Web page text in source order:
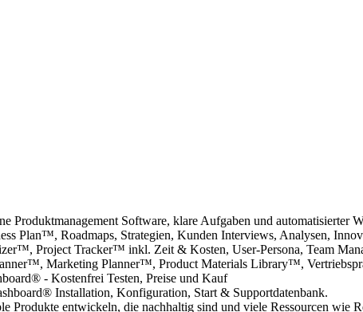
Produktmanagement Software, klare Aufgaben und automatisierter
Plan™, Roadmaps, Strategien, Kunden Interviews, Analysen,
Project Tracker™ inkl. Zeit & Kosten, User-Persona, Team
Marketing Planner™, Product Materials Library™,
- Kostenfrei Testen, Preise und Kauf
Installation, Konfiguration, Start & Supportdatenbank.
Produkte entwickeln, die nachhaltig sind und viele Ressourcen wie